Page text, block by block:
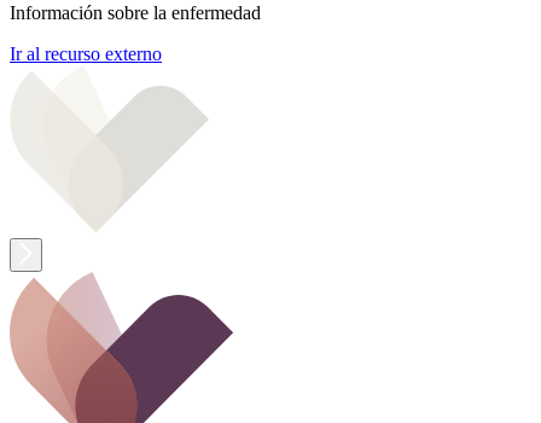
Información sobre la enfermedad
Ir al recurso externo